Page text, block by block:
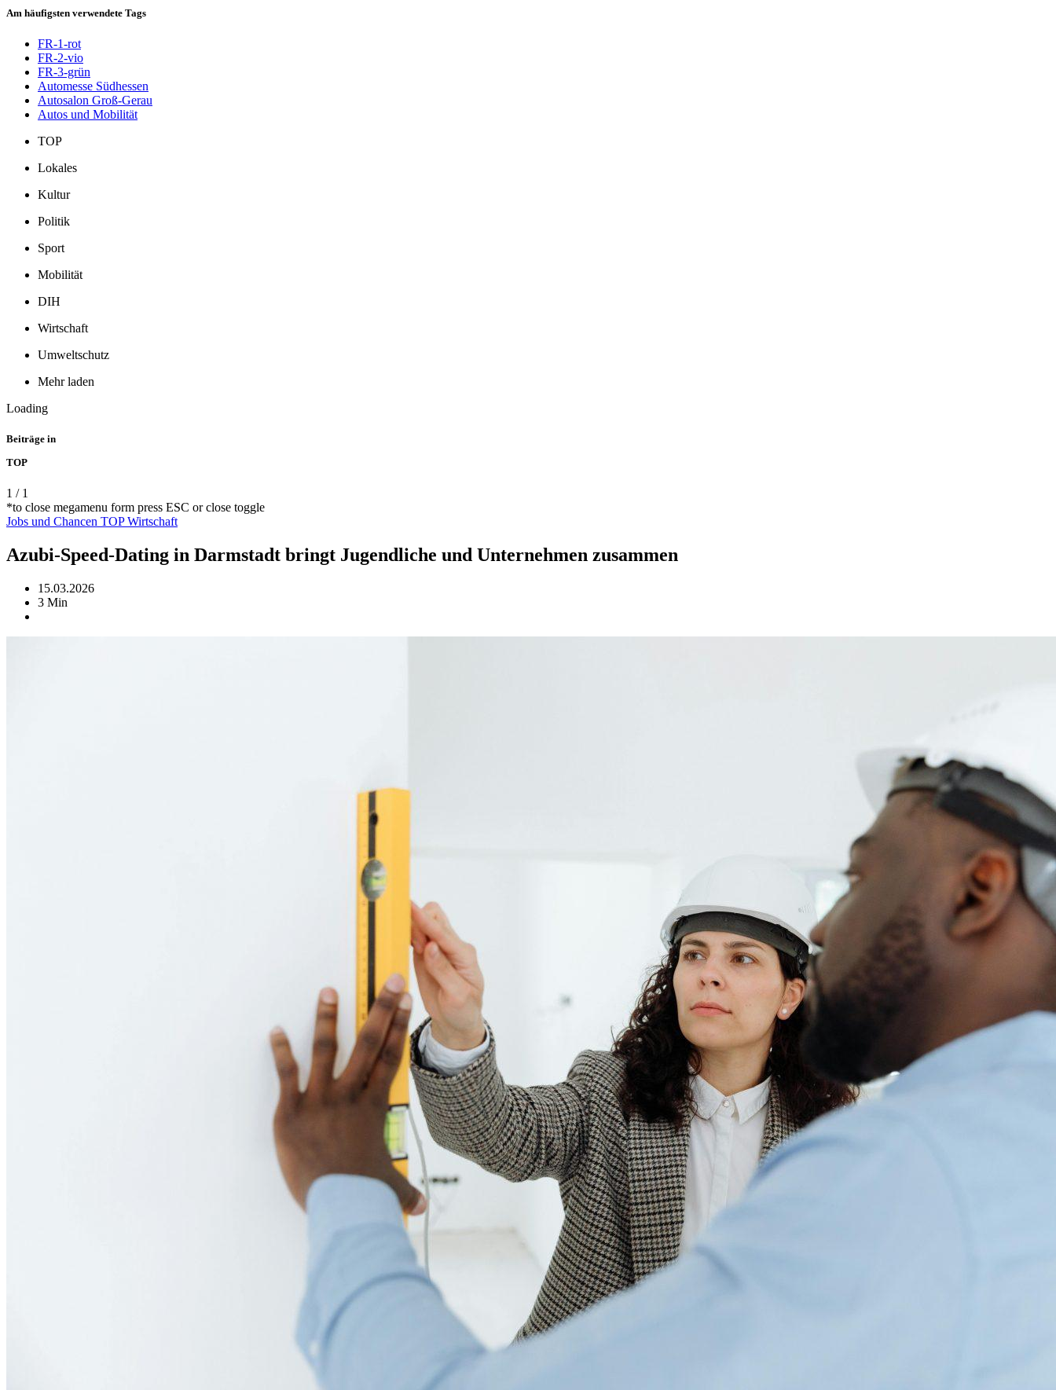
Am häufigsten verwendete Tags
FR-1-rot
FR-2-vio
FR-3-grün
Automesse Südhessen
Autosalon Groß-Gerau
Autos und Mobilität
TOP
Lokales
Kultur
Politik
Sport
Mobilität
DIH
Wirtschaft
Umweltschutz
Mehr laden
Loading
Beiträge in
TOP
1 / 1
*to close megamenu form press ESC or close toggle
Jobs und Chancen TOPWirtschaft
Azubi-Speed-Dating in Darmstadt bringt Jugendliche und Unternehmen zusammen
15.03.2026
3 Min